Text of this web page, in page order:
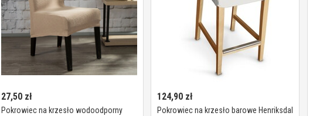
27,50zł
Pokrowiec na krzesło wodoodporny
124,90 zł
Pokrowiec na krzesło barowe Henriksdal